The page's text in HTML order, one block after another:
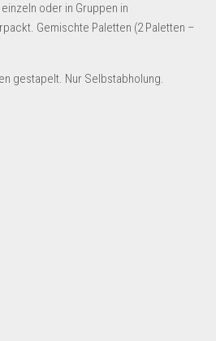
oder in Gruppen in
Gemischte Paletten (2 Paletten –
gestapelt. Nur Selbstabholung.